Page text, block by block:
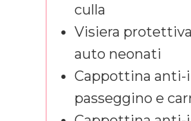
culla
Visiera
auto neonati
Cappottina
passeggino e